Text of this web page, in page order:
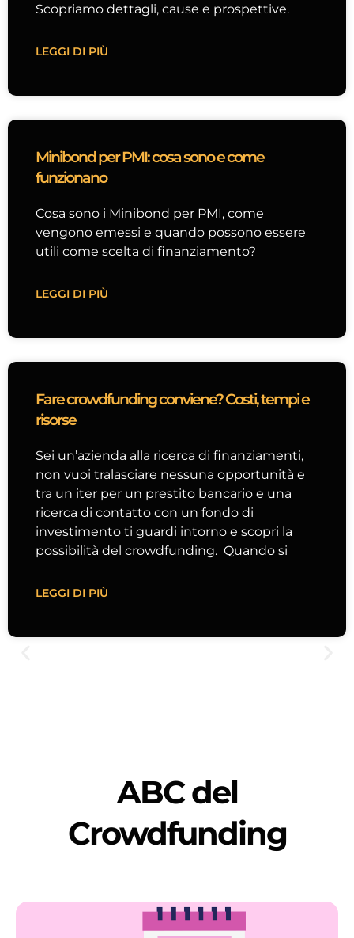
Scopriamo dettagli, cause e prospettive.
LEGGI DI PIÙ
Minibond per PMI: cosa sono e come
funzionano
Cosa sono i Minibond per PMI, come
vengono emessi e quando possono essere
utili come scelta di finanziamento?
LEGGI DI PIÙ
Fare crowdfunding conviene? Costi, tempi e
risorse
Sei un’azienda alla ricerca di finanziamenti,
non vuoi tralasciare nessuna opportunità e
tra un iter per un prestito bancario e una
ricerca di contatto con un fondo di
investimento ti guardi intorno e scopri la
possibilità del crowdfunding. Quando si
LEGGI DI PIÙ
ABC del
Crowdfunding